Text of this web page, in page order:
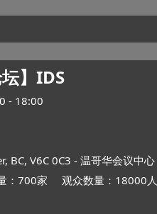
】 IDS
- 18:00
BC, V6C 0C3 - 温哥华会议中心
：700家 观众数量：18000人